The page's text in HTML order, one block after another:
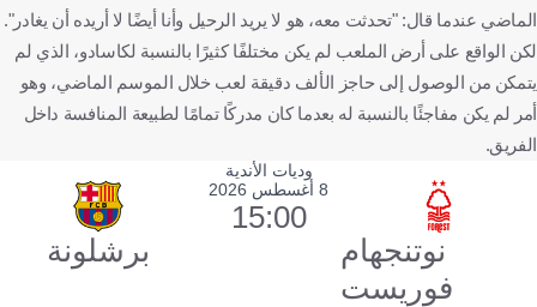
الماضي عندما قال: "تحدثت معه، هو لا يريد الرحيل وأنا أيضًا لا أريده أن يغادر".
لكن الواقع على أرض الملعب لم يكن مختلفًا كثيرًا بالنسبة لكاسادو، الذي لم
يتمكن من الوصول إلى حاجز الألف دقيقة لعب خلال الموسم الماضي، وهو
أمر لم يكن مفاجئًا بالنسبة له بعدما كان مدركًا تمامًا لطبيعة المنافسة داخل
الفريق.
وديات الأندية
نوتنجهام
فوريست
8 أغسطس 2026
15:00
برشلونة